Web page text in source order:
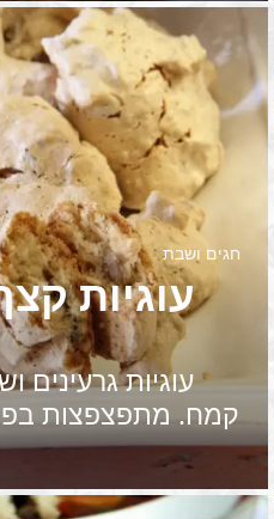
עוגיות
חגים ושבת
עוגיות גרעינים
קמח. מתפצפצות